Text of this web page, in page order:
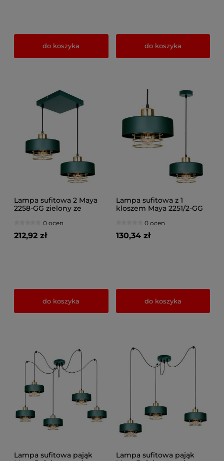
do koszyka do koszyka
Lampa sufitowa 2 Maya
2258-GG zielony ze
0 ocen
212,92 zł
do koszyka
Lampa sufitowa z 1
kloszem Maya 2251/2-GG
srebrem lub miedzią
0 ocen
130,34 zł
do koszyka
Lampa sufitowa pająk
Lampa sufitowa pająk